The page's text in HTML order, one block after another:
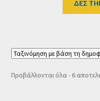
ΔΕΣ
Προβάλλονται όλα - 6